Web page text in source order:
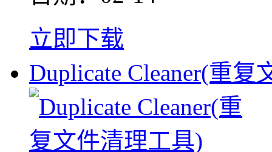
立即下载
Duplicate Cleaner(重复